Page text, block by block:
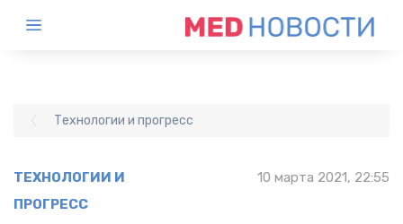
Технологии и прогресс
ТЕХНОЛОГИИ И
ПРОГРЕСС
10 марта 2021, 22:55